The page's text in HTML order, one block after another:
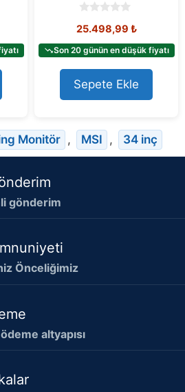
o
t
o
f
5
25.498,99 ₺
Son 20 günün en düşük fiyatı
Sepete Ekle
Monitör , MSI , 34 inç
gönderim
Önceliğimiz
altyapısı